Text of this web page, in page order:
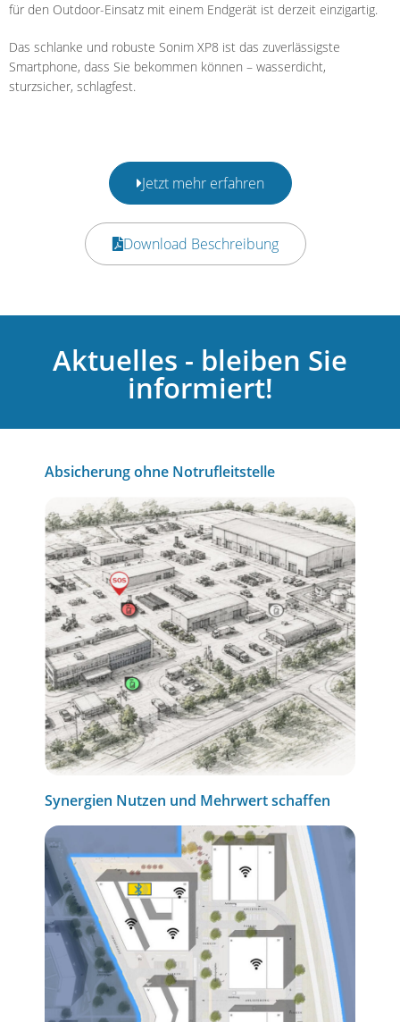
für den Outdoor-Einsatz mit einem Endgerät ist derzeit einzigartig.
Das schlanke und robuste Sonim XP8 ist das zuverlässigste
Smartphone, dass Sie bekommen können – wasserdicht,
sturzsicher, schlagfest.
Jetzt mehr erfahren
Download Beschreibung
Aktuelles - bleiben Sie
informiert!
Absicherung ohne Notrufleitstelle
Synergien Nutzen und Mehrwert schaffen